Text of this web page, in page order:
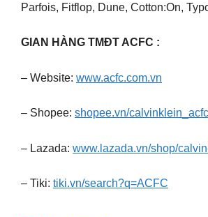
Parfois, Fitflop, Dune, Cotton:On,
GIAN HÀNG TMĐT ACFC :
– Website: www.acfc.com.vn
– Shopee: shopee.vn/calvinklein_acfc
– Lazada: www.lazada.vn/shop/
– Tiki: tiki.vn/search?q=ACFC